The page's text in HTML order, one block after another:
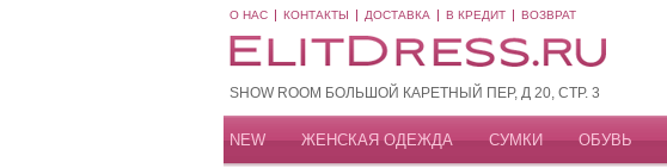
О НАС КОНТАКТЫ ДОСТАВКА В КРЕДИТ ВОЗВРАТ
SHOW ROOM БОЛЬШОЙ КАРЕТНЫЙ ПЕР, Д 20, СТР. 3
NEW ЖЕНСКАЯ ОДЕЖДА СУМКИ ОБУВЬ